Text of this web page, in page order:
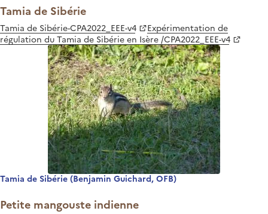
Tamia de Sibérie
Tamia de Sibérie-CPA2022_EEE-v4
Expérimentation de
régulation du Tamia de Sibérie en Isère /CPA2022_EEE-v4
Tamia de Sibérie (Benjamin Guichard, OFB)
Petite mangouste indienne